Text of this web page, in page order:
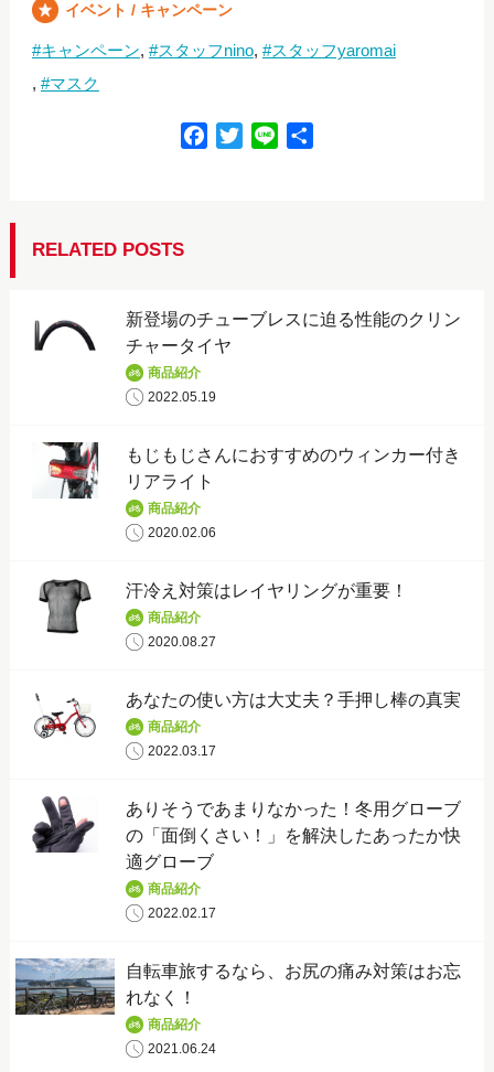
イベント / キャンペーン
キャンペーン スタッフnino
スタッフyaromai
マスク
k
RELATED POSTS
新登場のチューブレスに迫る性能のクリン
チャータイヤ
商品紹介
2022.05.19
もじもじさんにおすすめのウィンカー付き
リアライト
商品紹介
2020.02.06
汗冷え対策はレイヤリングが重要！
商品紹介
2020.08.27
あなたの使い方は大丈夫？手押し棒の真実
商品紹介
2022.03.17
ありそうであまりなかった！冬用グローブ
の「面倒くさい！」を解決したあったか快
適グローブ
商品紹介
2022.02.17
自転車旅するなら、お尻の痛み対策はお忘
れなく！
商品紹介
2021.06.24